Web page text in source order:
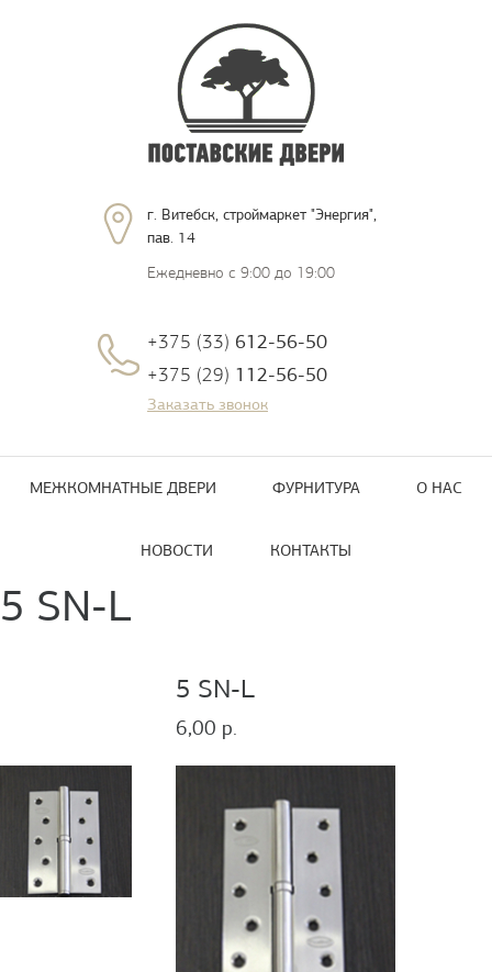
г. Витебск, строймаркет "Энергия",
пав. 14
Ежедневно с 9:00 до 19:00
+375 (33) 612-56-50
+375 (29) 112-56-50
Заказать звонок
МЕЖКОМНАТНЫЕ ДВЕРИ ФУРНИТУРА О НАС
НОВОСТИ КОНТАКТЫ
5 SN-L
5 SN-L
6,00 р.